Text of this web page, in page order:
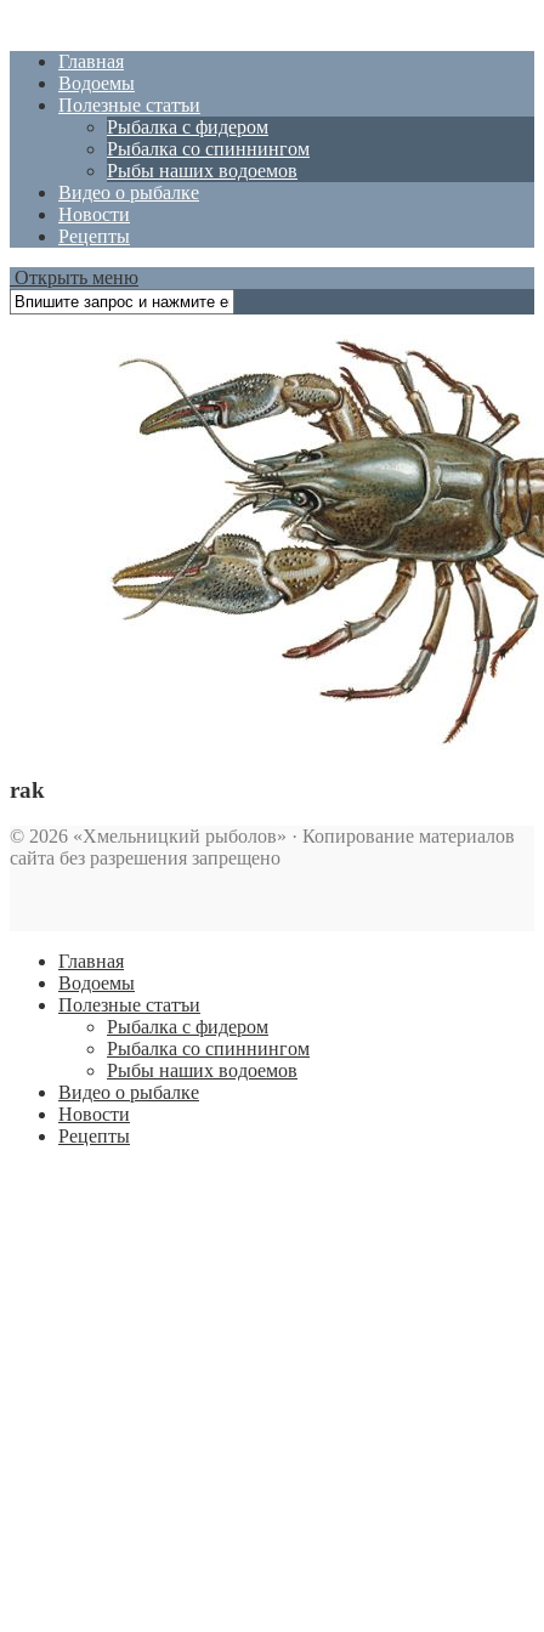
Главная
Водоемы
Полезные статъи
Рыбалка с фидером
Рыбалка со спиннингом
Рыбы наших водоемов
Видео о рыбалке
Новости
Рецепты
Открыть меню
rak
© 2026 «Хмельницкий рыболов» · Копирование материалов
сайта без разрешения запрещено
Главная
Водоемы
Полезные статъи
Рыбалка с фидером
Рыбалка со спиннингом
Рыбы наших водоемов
Видео о рыбалке
Новости
Рецепты